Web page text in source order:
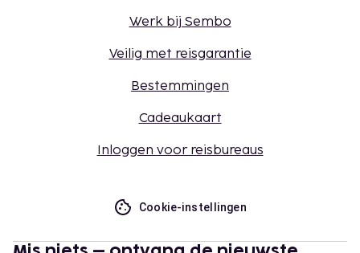
Werk bij Sembo
Veilig met reisgarantie
Bestemmingen
Cadeaukaart
Inloggen voor reisbureaus
Cookie-instellingen